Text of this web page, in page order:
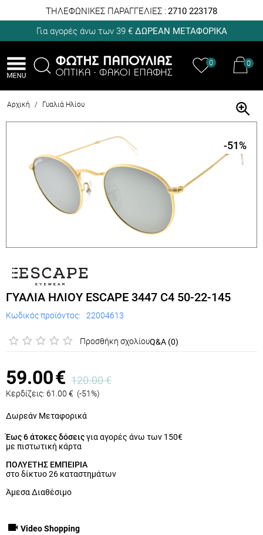
ΤΗΛΕΦΩΝΙΚΕΣ ΠΑΡΑΓΓΕΛΙΕΣ : 2710 223178
Για αγορές άνω των 39 € ΔΩΡΕΑΝ ΜΕΤΑΦΟΡΙΚΑ
0 0
Αρχική / Γυαλιά Ηλίου
-51%
ΓΥΑΛΙΑ ΗΛΙΟΥ ESCAPE 3447 C4 50-22-145
Κωδικός προϊόντος: 22004613
Προσθήκη σχολίουQ&A (0)
59.00€ 120.00€
Κερδίζεις: 61.00 € (-51%)
Δωρεάν Μεταφορικά
Έως 6 άτοκες δόσειςγια αγορές άνω των 150€
με πιστωτική κάρτα
ΠΟΛΥΕΤΗΣ ΕΜΠΕΙΡΙΑ
στο δίκτυο 26 καταστημάτων
Άμεσα Διαθέσιμο
Video Shopping